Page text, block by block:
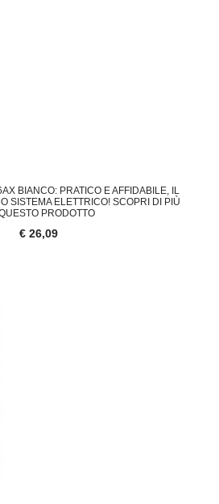
BIANCO: PRATICO E AFFIDABILE, IL
SISTEMA ELETTRICO! SCOPRI DI PIÙ
PRODOTTO
€ 26,09